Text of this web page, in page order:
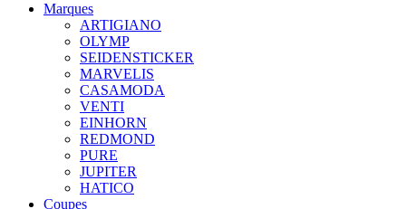
Marques
ARTIGIANO
OLYMP
SEIDENSTICKER
MARVELIS
CASAMODA
VENTI
EINHORN
REDMOND
PURE
JUPITER
HATICO
Coupes